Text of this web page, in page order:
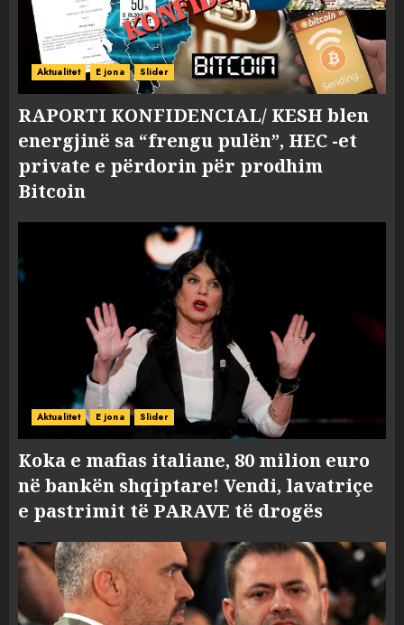
Aktualitet E jona Slider
RAPORTI KONFIDENCIAL/ KESH blen
energjinë sa “frengu pulën”, HEC -et
private e përdorin për prodhim
Bitcoin
Aktualitet E jona Slider
Koka e mafias italiane, 80 milion euro
në bankën shqiptare! Vendi, lavatriçe
e pastrimit të PARAVE të drogës